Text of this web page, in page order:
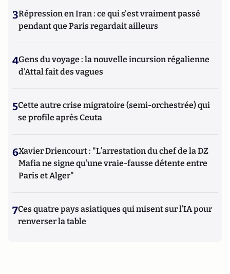
3Répression en Iran : ce qui s'est vraiment passé
pendant que Paris regardait ailleurs
4Gens du voyage : la nouvelle incursion régalienne
d'Attal fait des vagues
5Cette autre crise migratoire (semi-orchestrée) qui
se profile après Ceuta
6Xavier Driencourt : "L’arrestation du chef de la DZ
Mafia ne signe qu’une vraie-fausse détente entre
Paris et Alger"
7Ces quatre pays asiatiques qui misent sur l’IA pour
renverser la table